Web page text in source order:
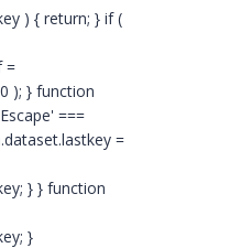
) { return; } if (
=
); } function
===
=
} } function
}